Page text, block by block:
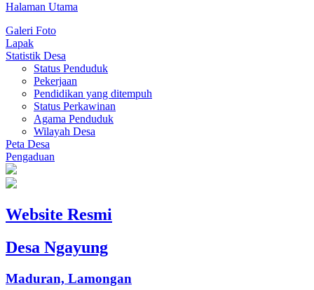
Halaman Utama
Galeri Foto
Lapak
Statistik Desa
Status Penduduk
Pekerjaan
Pendidikan yang ditempuh
Status Perkawinan
Agama Penduduk
Wilayah Desa
Peta Desa
Pengaduan
Website Resmi
Desa Ngayung
Maduran, Lamongan